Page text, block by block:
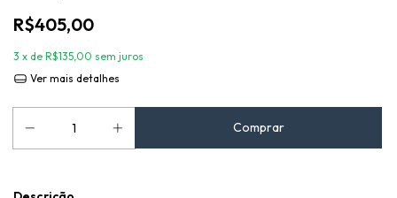
R$405,00
3 x de R$135,00 sem juros
Ver mais detalhes